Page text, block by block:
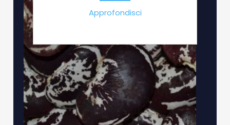
Approfondisci